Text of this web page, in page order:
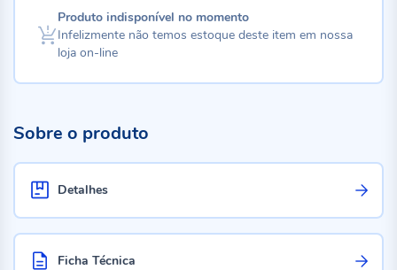
Produto indisponível no momento
Infelizmente não temos estoque deste item em nossa
loja on-line
Sobre o produto
Detalhes
Ficha Técnica